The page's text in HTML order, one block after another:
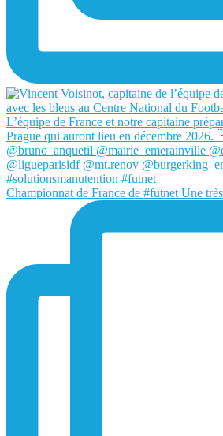
Championnat de France de #futnet Une